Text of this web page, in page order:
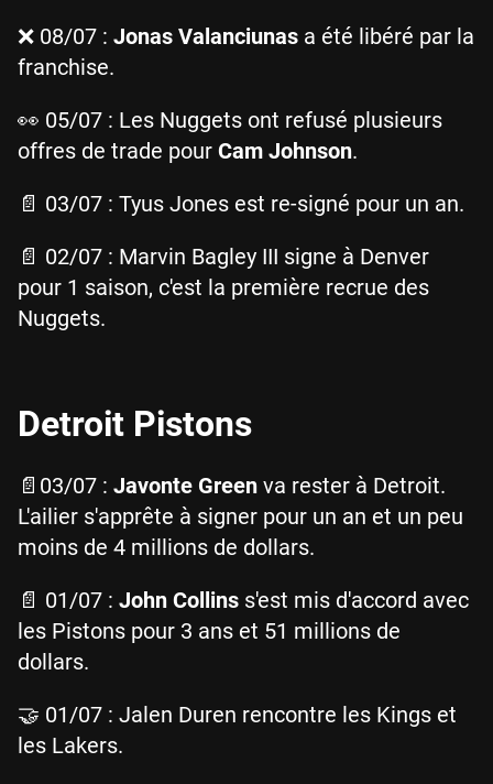
❌ 08/07 : Jonas Valanciunas a été libéré par la
franchise.
👀 05/07 : Les Nuggets ont refusé plusieurs
offres de trade pour Cam Johnson.
📄 03/07 : Tyus Jones est re-signé pour un an.
📄 02/07 : Marvin Bagley III signe à Denver
pour 1 saison, c'est la première recrue des
Nuggets.
Detroit Pistons
📄03/07 : Javonte Green va rester à Detroit.
L'ailier s'apprête à signer pour un an et un peu
moins de 4 millions de dollars.
📄 01/07 : John Collins s'est mis d'accord avec
les Pistons pour 3 ans et 51 millions de
dollars.
🤝 01/07 : Jalen Duren rencontre les Kings et
les Lakers.